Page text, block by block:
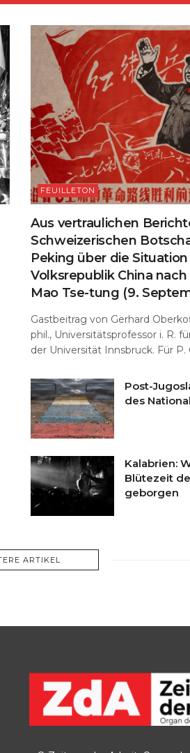
FEUILLETON
Aus vertraulichen
Schweizerischen
Peking über die
Volksrepublik China
Mao Tse-tung (9.
Gastbeitrag von Gerhard
phil., Universitätsprofessor i. R.
der Universität Innsbruck. Für P.
Post-
des
Kalabrien:
Blütezeit
geborgen
ARTIKEL